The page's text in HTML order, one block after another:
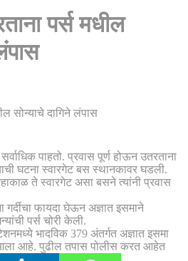
पर्स मधील
पाहतो. प्रवास पूर्ण होऊन उतरताना
घटना स्वारगेट बस स्थानकावर घडली.
ते स्वारगेट असा बसने त्यांनी प्रवास
गर्दीचा फायदा घेऊन अज्ञात इसमाने
पर्स चोरी केली.
भादविक 379 अंतर्गत अज्ञात इसमा
आला आहे. पुढील तपास पोलीस करत आहेत